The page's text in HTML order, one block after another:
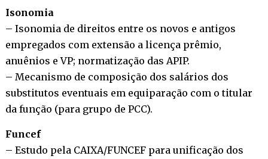
Isonomia
– Isonomia de direitos entre os novos e antigos
empregados com extensão a licença prêmio,
anuênios e VP; normatização das APIP.
– Mecanismo de composição dos salários dos
substitutos eventuais em equiparação com o titular
da função (para grupo de PCC).
Funcef
– Estudo pela CAIXA/FUNCEF para unificação dos